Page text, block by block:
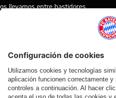
os llevamos entre bastidores.
TEMAS DE ESTE VÍDEO
BAYERN
TV
VÍDEOS